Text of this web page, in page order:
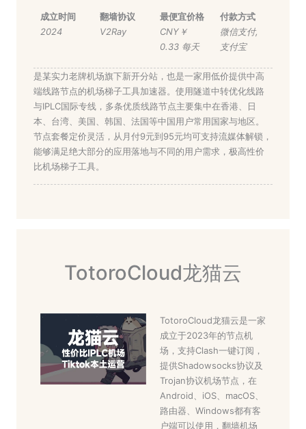
成立时间
2024
翻墙协议
V2Ray
最便宜价格
CNY￥
0.33 每天
付款方式
微信支付,
支付宝
是某实力老牌机场旗下新开分站，也是一家用低价提供中高
端线路节点的机场梯子工具加速器。使用隧道中转优化线路
与IPLC国际专线，多条优质线路节点主要集中在香港、日
本、台湾、美国、韩国、法国等中国用户常用国家与地区。
节点套餐定价灵活，从月付9元到95元均可支持流媒体解锁，
能够满足绝大部分的应用落地与不同的用户需求，极高性价
比机场梯子工具。
TotoroCloud龙猫云
TotoroCloud龙猫云是一家
成立于2023年的节点机
场，支持Clash一键订阅，
提供Shadowsocks协议及
Trojan协议机场节点，在
Android、iOS、macOS、
路由器、Windows都有客
户端可以使用，翻墙机场